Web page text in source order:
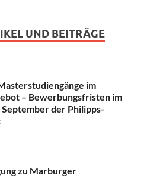
UND BEITRÄGE
im
– Bewerbungsfristen im
der Philipps-
zu Marburger